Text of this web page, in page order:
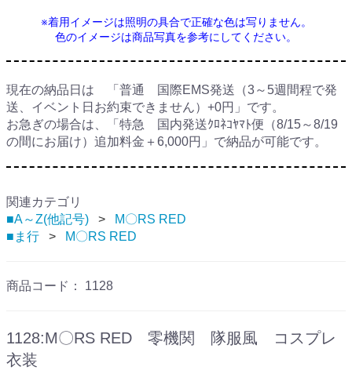
※着用イメージは照明の具合で正確な色は写りません。
色のイメージは商品写真を参考にしてください。
現在の納品日は 「普通 国際EMS発送（3～5週間程で発
送、イベント日お約束できません）+0円」です。
お急ぎの場合は、「特急 国内発送ｸﾛﾈｺﾔﾏﾄ便（8/15～8/19
の間にお届け）追加料金＋6,000円」で納品が可能です。
関連カテゴリ
■A～Z(他記号)
M〇RS RED
■ま行
M〇RS RED
商品コード： 1128
1128:M〇RS RED 零機関 隊服風 コスプレ
衣装